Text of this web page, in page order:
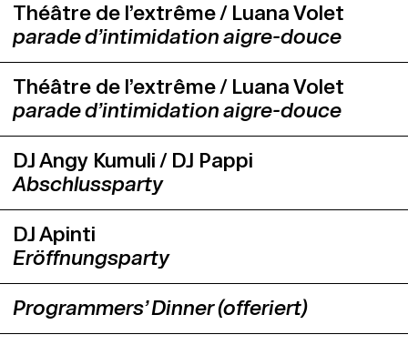
Théâtre de l’extrême / Luana Volet
parade d’intimidation aigre-douce
Théâtre de l’extrême / Luana Volet
parade d’intimidation aigre-douce
DJ Angy Kumuli / DJ Pappi
Abschlussparty
DJ Apinti
Eröffnungsparty
Programmers’ Dinner (offeriert)